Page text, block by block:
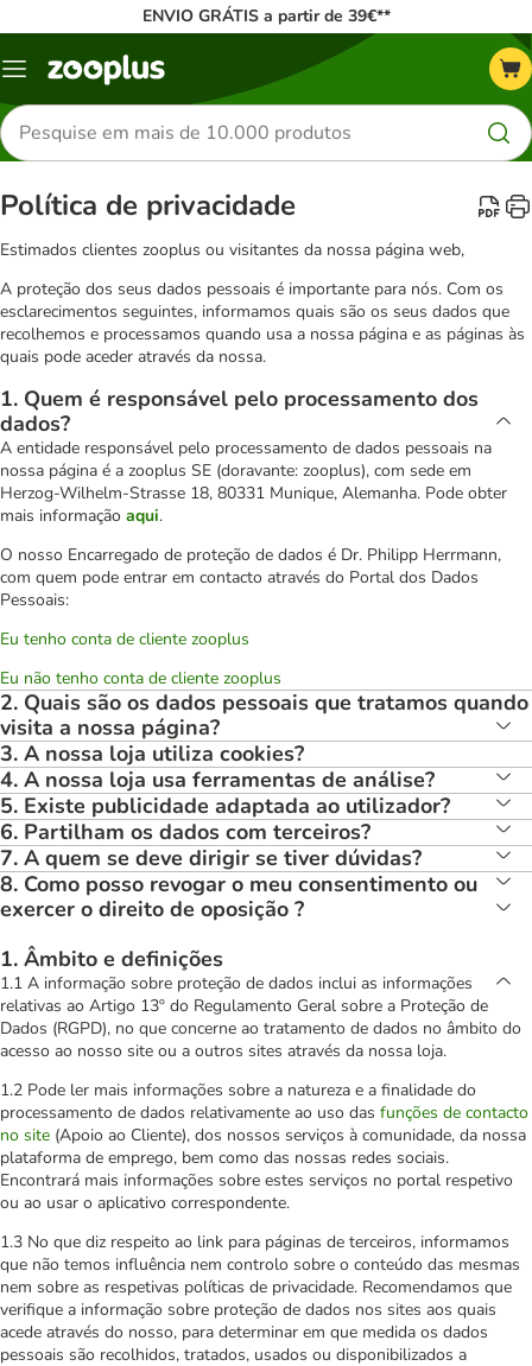
ENVIO GRÁTIS a partir de 39€**
Menu
Pesquisar
produtos
Política de privacidade
Estimados clientes zooplus ou visitantes da nossa página web,
A proteção dos seus dados pessoais é importante para nós. Com os
esclarecimentos seguintes, informamos quais são os seus dados que
recolhemos e processamos quando usa a nossa página e as páginas às
quais pode aceder através da nossa.
1. Quem é responsável pelo processamento dos
dados?
A entidade responsável pelo processamento de dados pessoais na
nossa página é a zooplus SE (doravante: zooplus), com sede em
Herzog-Wilhelm-Strasse 18, 80331 Munique, Alemanha. Pode obter
mais informação aqui.
O nosso Encarregado de proteção de dados é Dr. Philipp Herrmann,
com quem pode entrar em contacto através do Portal dos Dados
Pessoais:
Eu tenho conta de cliente zooplus
Eu não tenho conta de cliente zooplus
2. Quais são os dados pessoais que tratamos quando
visita a nossa página?
3. A nossa loja utiliza cookies?
4. A nossa loja usa ferramentas de análise?
5. Existe publicidade adaptada ao utilizador?
6. Partilham os dados com terceiros?
7. A quem se deve dirigir se tiver dúvidas?
8. Como posso revogar o meu consentimento ou
exercer o direito de oposição ?
1. Âmbito e definições
1.1 A informação sobre proteção de dados inclui as informações
relativas ao Artigo 13º do Regulamento Geral sobre a Proteção de
Dados (RGPD), no que concerne ao tratamento de dados no âmbito do
acesso ao nosso site ou a outros sites através da nossa loja.
1.2 Pode ler mais informações sobre a natureza e a finalidade do
processamento de dados relativamente ao uso das funções de contacto
no site (Apoio ao Cliente), dos nossos serviços à comunidade, da nossa
plataforma de emprego, bem como das nossas redes sociais.
Encontrará mais informações sobre estes serviços no portal respetivo
ou ao usar o aplicativo correspondente.
1.3 No que diz respeito ao link para páginas de terceiros, informamos
que não temos influência nem controlo sobre o conteúdo das mesmas
nem sobre as respetivas políticas de privacidade. Recomendamos que
verifique a informação sobre proteção de dados nos sites aos quais
acede através do nosso, para determinar em que medida os dados
pessoais são recolhidos, tratados, usados ou disponibilizados a